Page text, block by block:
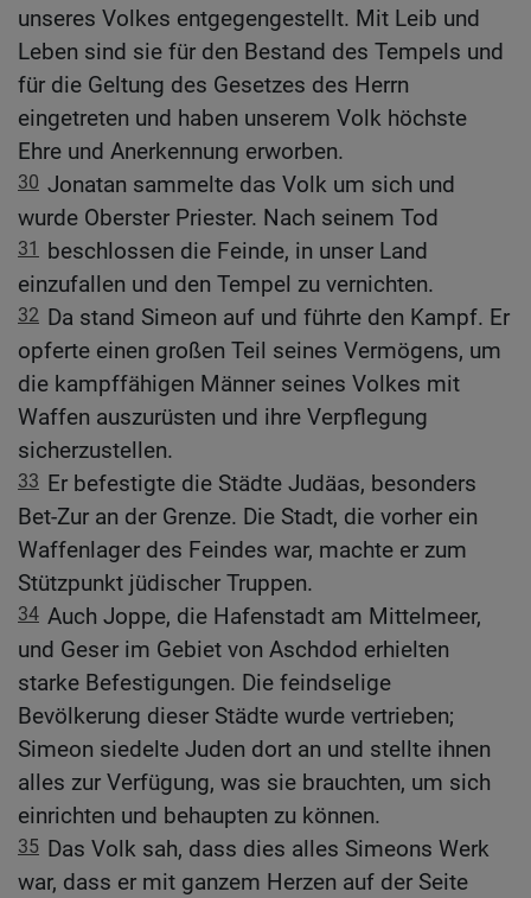
unseres Volkes entgegengestellt. Mit Leib und
Leben sind sie für den Bestand des Tempels und
für die Geltung des Gesetzes des Herrn
eingetreten und haben unserem Volk höchste
Ehre und Anerkennung erworben.
30 Jonatan sammelte das Volk um sich und
wurde Oberster Priester. Nach seinem Tod
31 beschlossen die Feinde, in unser Land
einzufallen und den Tempel zu vernichten.
32 Da stand Simeon auf und führte den Kampf. Er
opferte einen großen Teil seines Vermögens, um
die kampffähigen Männer seines Volkes mit
Waffen auszurüsten und ihre Verpflegung
sicherzustellen.
33 Er befestigte die Städte Judäas, besonders
Bet-Zur an der Grenze. Die Stadt, die vorher ein
Waffenlager des Feindes war, machte er zum
Stützpunkt jüdischer Truppen.
34 Auch Joppe, die Hafenstadt am Mittelmeer,
und Geser im Gebiet von Aschdod erhielten
starke Befestigungen. Die feindselige
Bevölkerung dieser Städte wurde vertrieben;
Simeon siedelte Juden dort an und stellte ihnen
alles zur Verfügung, was sie brauchten, um sich
einrichten und behaupten zu können.
35 Das Volk sah, dass dies alles Simeons Werk
war, dass er mit ganzem Herzen auf der Seite